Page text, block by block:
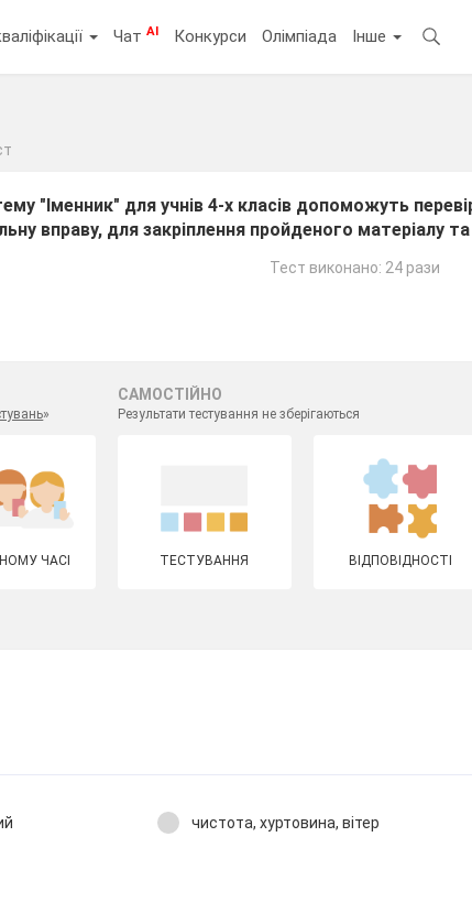
ЧатAI Конкурси Олімпіада Інше
"Іменник" для учнів 4-х класів допоможуть
вправу, для закріплення пройденого матеріалу
Тест виконано: 24 рази
»
САМОСТІЙНО
Результати тестування не зберігаються
ЧАСІ ТЕСТУВАННЯ ВІДПОВІДНОСТІ
чистота, хуртовина, вітер